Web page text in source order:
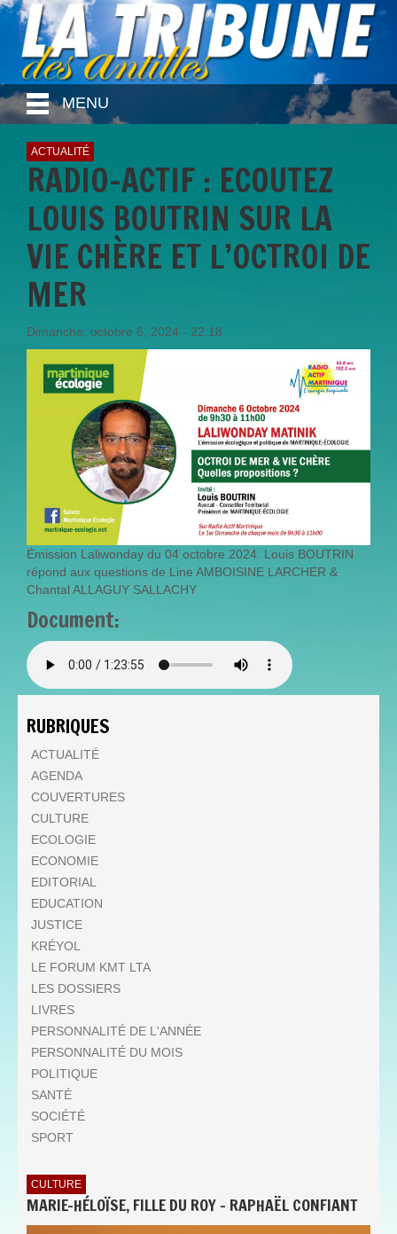
MENU
ACTUALITÉ
RADIO-ACTIF : ECOUTEZ
LOUIS BOUTRIN SUR LA
VIE CHÈRE ET L’OCTROI DE
MER
Dimanche, octobre 6, 2024 - 22:18
Émission Laliwonday du 04 octobre 2024. Louis BOUTRIN
répond aux questions de Line AMBOISINE LARCHER &
Chantal ALLAGUY SALLACHY
Document:
RUBRIQUES
ACTUALITÉ
AGENDA
COUVERTURES
CULTURE
ECOLOGIE
ECONOMIE
EDITORIAL
EDUCATION
JUSTICE
KRÉYOL
LE FORUM KMT LTA
LES DOSSIERS
LIVRES
PERSONNALITÉ DE L'ANNÉE
PERSONNALITÉ DU MOIS
POLITIQUE
SANTÉ
SOCIÉTÉ
SPORT
CULTURE
MARIE-HÉLOÏSE, FILLE DU ROY - RAPHAËL CONFIANT